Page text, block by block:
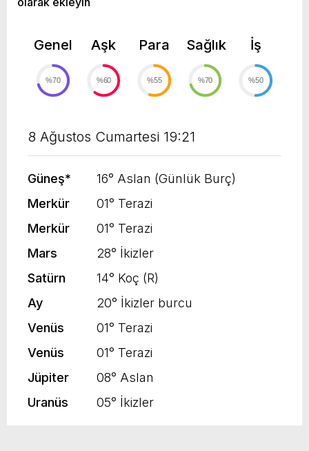
Genel
%70
Aşk
%60
Para
%55
Sağlık
%70
İş
%50
8 Ağustos Cumartesi 19:21
Güneş*
16° Aslan (Günlük Burç)
Merkür
01° Terazi
Merkür
01° Terazi
Mars
28° İkizler
Satürn
14° Koç (R)
Ay
20° İkizler burcu
Venüs
01° Terazi
Venüs
01° Terazi
Jüpiter
08° Aslan
Uranüs
05° İkizler